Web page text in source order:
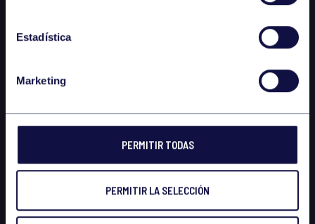
Estadística
Marketing
PERMITIR TODAS
PERMITIR LA SELECCIÓN